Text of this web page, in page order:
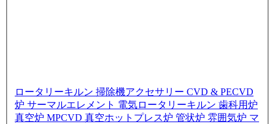
ロータリーキルン 掃除機アクセサリー CVD & PECVD
炉 サーマルエレメント 電気ロータリーキルン 歯科用炉
真空炉 MPCVD 真空ホットプレス炉 管状炉 雰囲気炉 マ